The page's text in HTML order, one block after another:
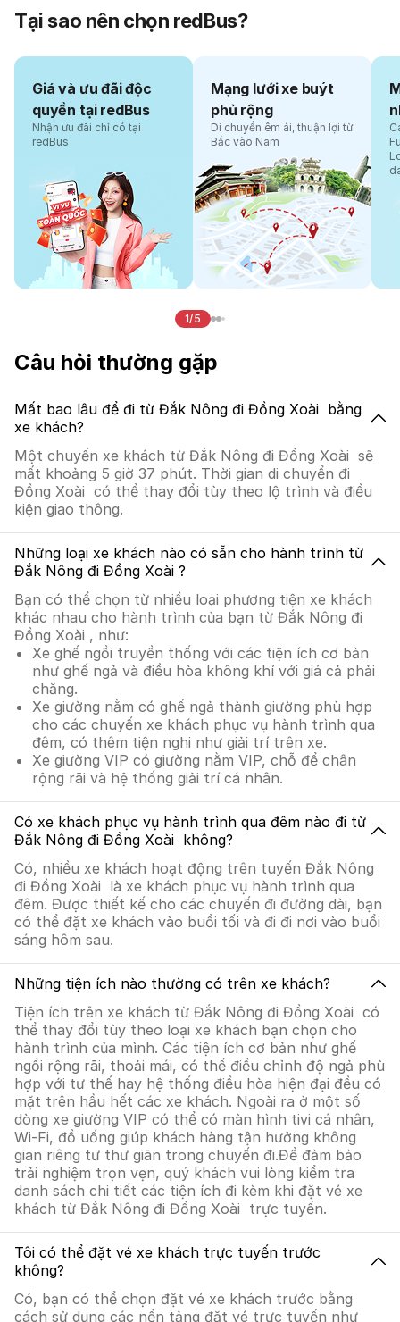
Tại sao nên chọn redBus?
Giá và ưu đãi độc
quyền tại redBus
Nhận ưu đãi chỉ có tại
redBus
Mạng lưới xe buýt
phủ rộng
Di chuyển êm ái, thuận lợi từ
Bắc vào Nam
1/5
Câu hỏi thường gặp
Mất bao lâu để đi từ Đắk Nông đi Đồng Xoài bằng
xe khách?
Một chuyến xe khách từ Đắk Nông đi Đồng Xoài sẽ
mất khoảng 5 giờ 37 phút. Thời gian di chuyển đi
Đồng Xoài có thể thay đổi tùy theo lộ trình và điều
kiện giao thông.
Những loại xe khách nào có sẵn cho hành trình từ
Đắk Nông đi Đồng Xoài ?
Bạn có thể chọn từ nhiều loại phương tiện xe khách
khác nhau cho hành trình của bạn từ Đắk Nông đi
Đồng Xoài , như:
Xe ghế ngồi truyền thống với các tiện ích cơ bản
như ghế ngả và điều hòa không khí với giá cả phải
chăng.
Xe giường nằm có ghế ngả thành giường phù hợp
cho các chuyến xe khách phục vụ hành trình qua
đêm, có thêm tiện nghi như giải trí trên xe.
Xe giường VIP có giường nằm VIP, chỗ để chân
rộng rãi và hệ thống giải trí cá nhân.
Có xe khách phục vụ hành trình qua đêm nào đi từ
Đắk Nông đi Đồng Xoài không?
Có, nhiều xe khách hoạt động trên tuyến Đắk Nông
đi Đồng Xoài là xe khách phục vụ hành trình qua
đêm. Được thiết kế cho các chuyến đi đường dài, bạn
có thể đặt xe khách vào buổi tối và đi đi nơi vào buổi
sáng hôm sau.
Những tiện ích nào thường có trên xe khách?
Tiện ích trên xe khách từ Đắk Nông đi Đồng Xoài có
thể thay đổi tùy theo loại xe khách bạn chọn cho
hành trình của mình. Các tiện ích cơ bản như ghế
ngồi rộng rãi, thoải mái, có thể điều chỉnh độ ngả phù
hợp với tư thế hay hệ thống điều hòa hiện đại đều có
mặt trên hầu hết các xe khách. Ngoài ra ở một số
dòng xe giường VIP có thể có màn hình tivi cá nhân,
Wi-Fi, đồ uống giúp khách hàng tận hưởng không
gian riêng tư thư giãn trong chuyến đi.Để đảm bảo
trải nghiệm trọn vẹn, quý khách vui lòng kiểm tra
danh sách chi tiết các tiện ích đi kèm khi đặt vé xe
khách từ Đắk Nông đi Đồng Xoài trực tuyến.
Tôi có thể đặt vé xe khách trực tuyến trước
không?
Có, bạn có thể chọn đặt vé xe khách trước bằng
cách sử dụng các nền tảng đặt vé trực tuyến như